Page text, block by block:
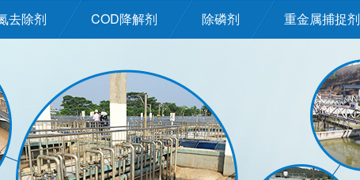
去除剂 COD降解剂 除磷剂 重金属捕捉剂